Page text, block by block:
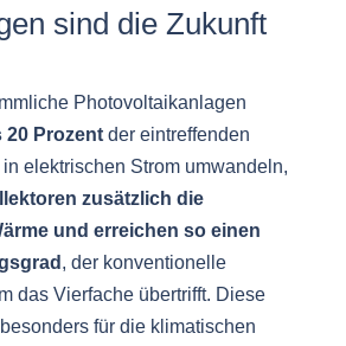
sind die Zukunft
Photovoltaikanlagen
20 Prozentder eintreffenden
elektrischen Strom umwandeln,
zusätzlich die
und erreichen so einen
, der konventionelle
das Vierfache übertrifft. Diese
für die klimatischen